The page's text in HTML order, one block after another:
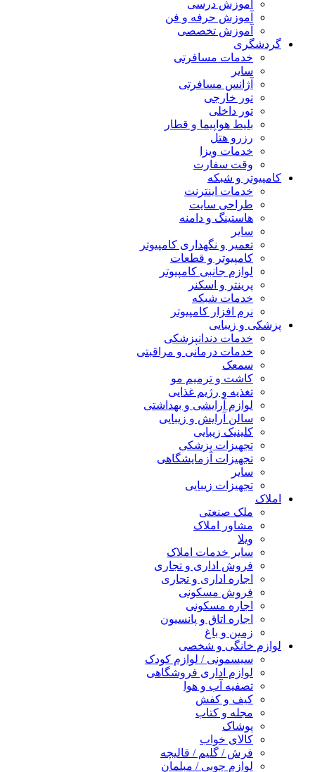
آموزش درسی
آموزش حرفه و فن
آموزش تخصصی
گردشگری
خدمات مسافرتی
سایر
آژانس مسافرتی
تور خارجی
تور داخلی
بلیط هواپیما و قطار
رزرو هتل
خدمات ویزا
وقت سفارت
کامپیوتر و شبکه
خدمات اینترنت
طراحی سایت
هاستینگ و دامنه
سایر
تعمیر و نگهداری کامپیوتر
کامپیوتر و قطعات
لوازم جانبی کامپیوتر
پرینتر و اسکنر
خدمات شبکه
نرم افزار کامپیوتر
پزشکی و زیبایی
خدمات دندانپزشکی
خدمات درمانی و مراقبتی
سمعک
کاشت و ترمیم مو
تغذیه و رژیم غذایی
لوازم آرایشی و بهداشتی
سالن آرایش و زیبایی
کلینیک زیبایی
تجهیزات پزشکی
تجهیزات آزمایشگاهی
سایر
تجهیزات زیبایی
املاک
ملک صنعتی
مشاور املاک
ویلا
سایر خدمات املاک
فروش اداری و تجاری
اجاره اداری و تجاری
فروش مسکونی
اجاره مسکونی
اجاره اتاق و پانسیون
زمین و باغ
لوازم خانگی و شخصی
سیسمونی / لوازم کودک
لوازم اداری فروشگاهی
تصفیه آب و هوا
کیف و کفش
مجله و کتاب
پوشاک
کالای خواب
فرش / گلیم / قالیچه
لوازم چوبی / مبلمان